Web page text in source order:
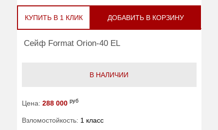
КУПИТЬ В 1 КЛИК ДОБАВИТЬ В КОРЗИНУ
Сейф Format Orion-40 EL
В НАЛИЧИИ
Цена: 288 000 руб
Взломостойкость: 1 класс